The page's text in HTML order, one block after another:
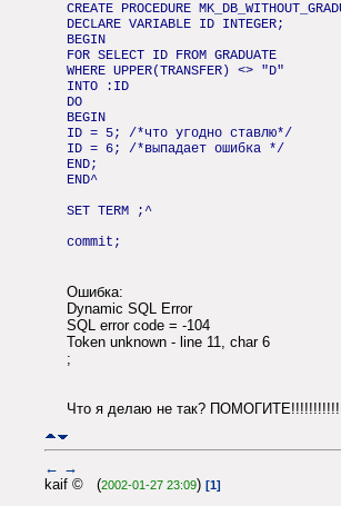
CREATE PROCEDURE
DECLARE VARIABLE ID INTEGER;
BEGIN
FOR SELECT ID FROM GRADUATE
WHERE UPPER(TRANSFER) <> "D"
INTO :ID
DO
BEGIN
ID = 5; /*что угодно ставлю*/
ID = 6; /*выпадает ошибка */
END;
END^
SET TERM ;^
commit;
Ошибка:
Dynamic SQL Error
SQL error code = -104
Token unknown - line 11, char 6
;
Что я делаю не так?
← →
kaif © (2002-01-27 23:09) [1]